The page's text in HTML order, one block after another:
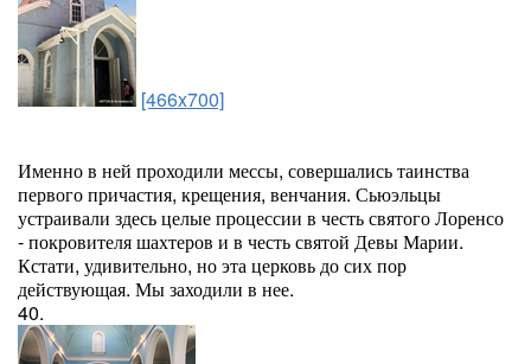
[466x700]
Именно в ней проходили мессы, совершались таинства
первого причастия, крещения, венчания. Сьюэльцы
устраивали здесь целые процессии в честь святого Лоренсо
- покровителя шахтеров и в честь святой Девы Марии.
Кстати, удивительно, но эта церковь до сих пор
действующая. Мы заходили в нее.
40.